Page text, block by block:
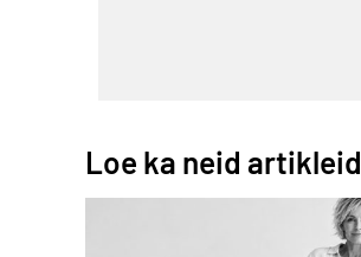
Loe ka neid artikleid